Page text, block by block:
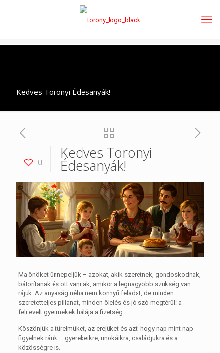
Kedves Toronyi Édesanyák!
0
Kedves Toronyi
Édesanyák!
Ma önöket ünnepeljük – azokat, akik szeretnek, gondoskodnak,
bátorítanak és ott vannak, amikor a legnagyobb szükség van
rájuk. Az anyaság néha nem könnyű feladat, de minden
szeretetteljes pillanat, minden ölelés és jó szó megtérül: a
felnevelt gyermekek hálája a fizetség.
Köszönjük a türelmüket, az erejüket és azt, hogy nap mint nap
figyelnek ránk – gyerekeikre, unokáikra, családjukra és a
közösségre is.